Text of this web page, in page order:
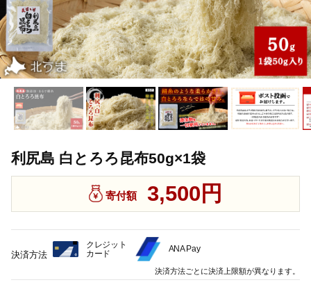
利尻島 白とろろ昆布50g×1袋
寄付額 3,500円
決済方法
クレジット
カード
ANA Pay
決済方法ごとに決済上限額が異なります。